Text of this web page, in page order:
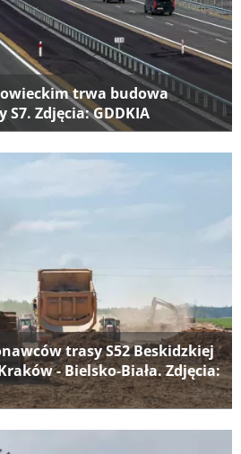
trwa budowa
Zdjęcia: GDDKIA
trasy S52 Beskidzkiej
- Bielsko-Biała. Zdjęcia: